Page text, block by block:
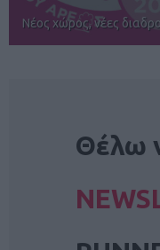
Αγώνες για όλους στην
Θέλω